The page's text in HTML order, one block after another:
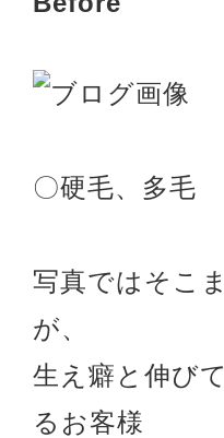
〇硬毛、多毛
写真ではそこ
が、
生え癖と伸び
るお客様